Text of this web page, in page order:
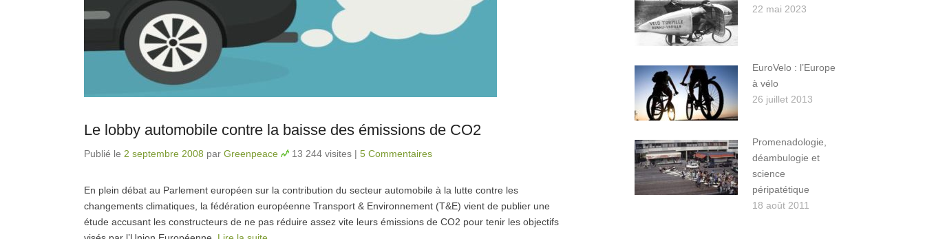
Le lobby automobile contre la baisse des émissions de CO2
Publié le 2 septembre 2008 par Greenpeace 13 244 visites | 5 Commentaires
En plein débat au Parlement européen sur la contribution du secteur automobile à la lutte contre les
changements climatiques, la fédération européenne Transport & Environnement (T&E) vient de publier une
étude accusant les constructeurs de ne pas réduire assez vite leurs émissions de CO2 pour tenir les objectifs
22 mai 2023
EuroVelo : l’Europe
à vélo
26 juillet 2013
Promenadologie,
déambulogie et
science
péripatétique
18 août 2011